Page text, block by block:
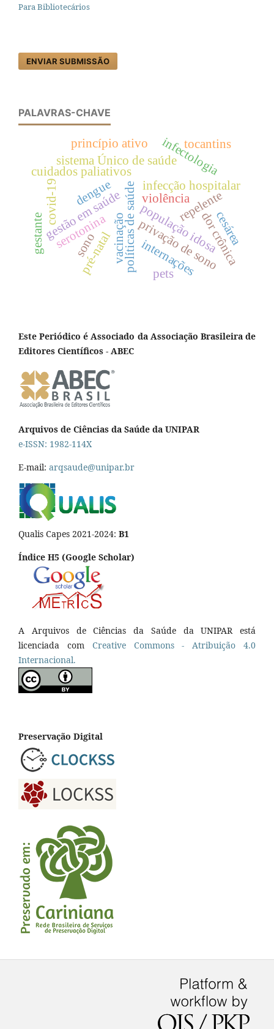
Para Bibliotecários
ENVIAR SUBMISSÃO
PALAVRAS-CHAVE
cuidados paliativos
sistema Único de saúde
políticas de saúde
gestão em saúde
vacinação
covid-19 população idosa
infecção hospitalar
infectologia
sono privação de sono
repelente
princípio ativo
pré-natal
violência
dengue
internações
tocantins
dor crônica
serotonina
pets
cesárea
gestante
Este Periódico é Associado da Associação Brasileira de
Editores Científicos - ABEC
Arquivos de Ciências da Saúde da UNIPAR
e-ISSN: 1982-114X
E-mail: arqsaude@unipar.br
Qualis Capes 2021-2024: B1
Índice H5 (Google Scholar)
A Arquivos de Ciências da Saúde da UNIPAR está
licenciada com Creative Commons - Atribuição 4.0
Internacional.
Preservação Digital